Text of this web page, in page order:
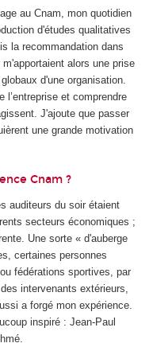
au Cnam, mon quotidien
d'études qualitatives
la recommandation dans
alors une prise
d'une organisation.
l’entreprise et comprendre
J'ajoute que passer
une grande motivation
Cnam ?
auditeurs du soir étaient
secteurs économiques ;
Une sorte « d'auberge
certaines personnes
fédérations sportives, par
intervenants extérieurs,
a forgé mon expérience.
inspiré : Jean-Paul